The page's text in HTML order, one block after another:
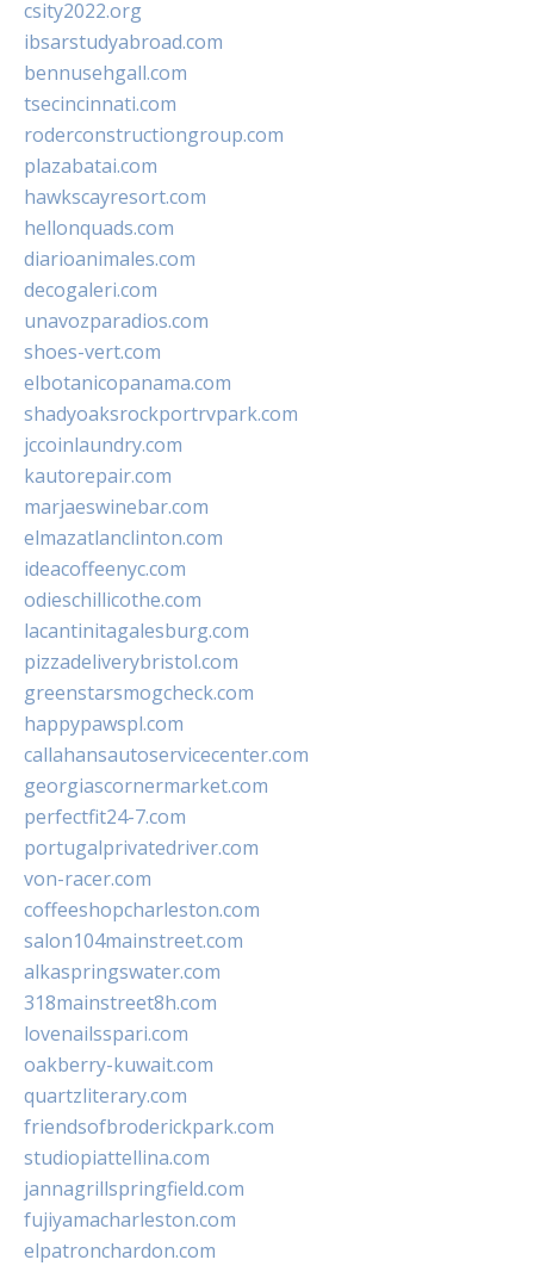
csity2022.org
ibsarstudyabroad.com
bennusehgall.com
tsecincinnati.com
roderconstructiongroup.com
plazabatai.com
hawkscayresort.com
hellonquads.com
diarioanimales.com
decogaleri.com
unavozparadios.com
shoes-vert.com
elbotanicopanama.com
shadyoaksrockportrvpark.com
jccoinlaundry.com
kautorepair.com
marjaeswinebar.com
elmazatlanclinton.com
ideacoffeenyc.com
odieschillicothe.com
lacantinitagalesburg.com
pizzadeliverybristol.com
greenstarsmogcheck.com
happypawspl.com
callahansautoservicecenter.com
georgiascornermarket.com
perfectfit24-7.com
portugalprivatedriver.com
von-racer.com
coffeeshopcharleston.com
salon104mainstreet.com
alkaspringswater.com
318mainstreet8h.com
lovenailsspari.com
oakberry-kuwait.com
quartzliterary.com
friendsofbroderickpark.com
studiopiattellina.com
jannagrillspringfield.com
fujiyamacharleston.com
elpatronchardon.com